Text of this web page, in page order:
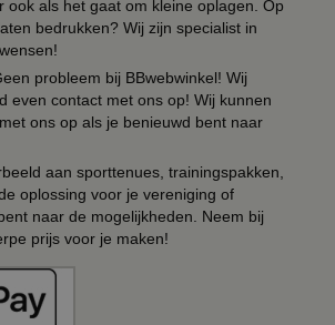
ook als het gaat om kleine oplagen. Op
bedrukken? Wij zijn specialist in
probleem bij BBwebwinkel! Wij
even contact met ons op! Wij kunnen
ons op als je benieuwd bent naar
aan sporttenues, trainingspakken,
oplossing voor je vereniging of
naar de mogelijkheden. Neem bij
prijs voor je maken!